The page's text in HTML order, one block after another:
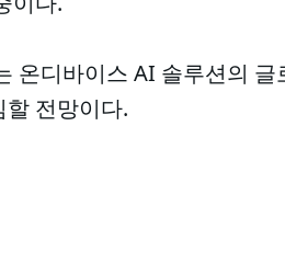
온디바이스 AI 솔루션의
전망이다.